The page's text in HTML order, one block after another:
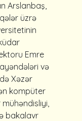
Arslanbaş,
üzrə
Emre
və
Xəzər
kompüter
bakalavr